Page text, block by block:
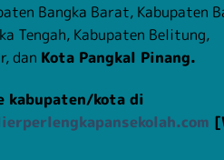
Bangka Barat, Kabupaten
Tengah, Kabupaten Belitung,
dan Kota Pangkal Pinang.
kabupaten/kota di